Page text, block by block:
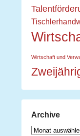
Wirtschaft und
Archive
Archive